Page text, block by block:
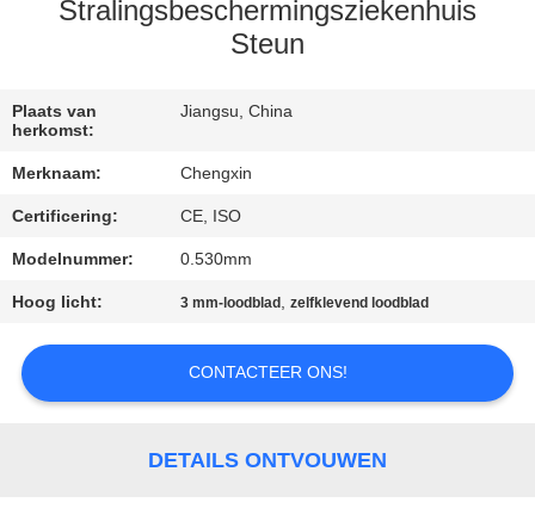
NIEUWS
SITEMAP
PRIVACY
POLICY
Stralingsbeschermingsziekenhuis
Steun
Plaats van
herkomst:
Jiangsu, China
Merknaam: Chengxin
Certificering: CE, ISO
Modelnummer: 0.530mm
Hoog licht: 3 mm-loodblad ,zelfklevend loodblad
CONTACTEER ONS!
DETAILS ONTVOUWEN